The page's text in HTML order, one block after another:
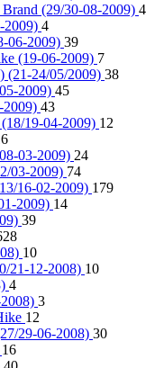
(29/30-08-2009) 4
2009) 4
06-2009) 39
(19-06-2009) 7
(21-24/05/2009) 38
2009) 45
43
19-04-2009) 12
03-2009) 24
03-2009) 74
16-02-2009) 179
2009) 14
39
10
21-12-2008) 10
4
3
12
29-06-2008) 30
16